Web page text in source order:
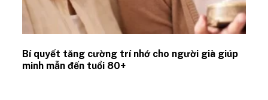
Bí quyết tăng cường trí nhớ cho người già giúp
minh mẫn đến tuổi 80+